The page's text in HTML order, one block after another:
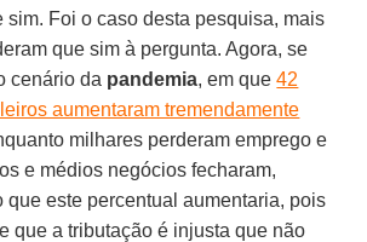
sim. Foi o caso desta pesquisa, mais
que sim à pergunta. Agora, se
cenário da pandemia, em que42
aumentaram tremendamente
milhares perderam emprego e
e médios negócios fecharam,
que este percentual aumentaria, pois
que a tributação é injusta que não